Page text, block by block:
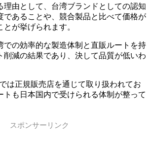
理由として、台湾ブランドとしての認知
であることや、競合製品と比べて価格が
が挙げられます。
での効率的な製造体制と直販ルートを持
削減の結果であり、決して品質が低いわ
は正規販売店を通じて取り扱われてお
トも日本国内で受けられる体制が整って
スポンサーリンク